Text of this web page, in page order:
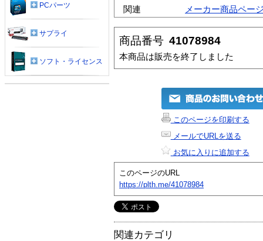
関連
メーカー商品ペー
商品番号 41078984
本商品は販売を終了しました
このページを印刷する
メールでURLを送る
お気に入りに追加する
このページのURL
https://plth.me/41078984
関連カテゴリ
PCパーツ
サプライ
ソフト・ライセンス